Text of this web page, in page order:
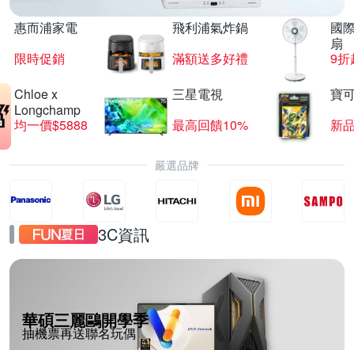
惠而浦家電
限時促銷
飛利浦氣炸鍋
滿額送多好禮
國
扇
9折
Chloe x
Longchamp
均一價$5888
三星電視
最高回饋10%
寶
新
嚴選品牌
3C資訊
華碩三麗鷗開學季
抽機票再送聯名玩偶